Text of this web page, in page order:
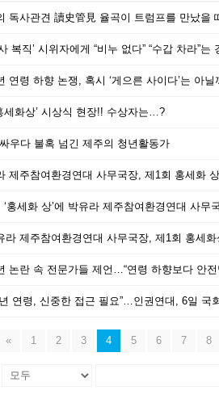
독사관견 讀史管見 율곡이 트럼프를 만났을
연령 하향 논쟁, 혹시 ‘게으른 사이다’는 아닐
세화상’ 시상식 현장!! 수상자는…?
우다 불혹 넘긴 제주의 청년활동가
제주참여환경연대 사무국장, 제1회 홍세화
홍세화 상’에 박유라 제주참여환경연대 사무
라 제주참여환경연대 사무국장, 제1회 홍세
논란 속 전문가들 제언…“연령 하향보다 안전
연령, 신중한 접근 필요”…인권연대, 6일 국
« 1 2 3 4 5 6 7 8